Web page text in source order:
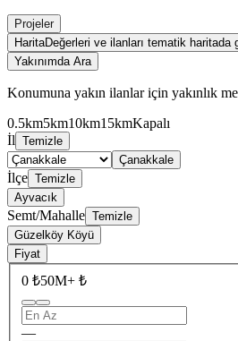
Projeler
HaritaDeğerleri ve ilanları tematik haritada
Yakınımda Ara
Konumuna yakın ilanlar için yakınlık
0.5km5km10km15kmKapalı
İl Temizle
Çanakkale
İlçe Temizle
Ayvacık
Semt/Mahalle Temizle
Güzelköy Köyü
Fiyat
0 ₺50M+ ₺
—